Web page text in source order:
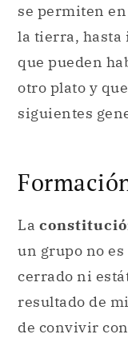
se permiten
la tierra, hasta
que pueden
otro plato y
siguientes
La
un grupo no
cerrado ni
resultado de
de convivir